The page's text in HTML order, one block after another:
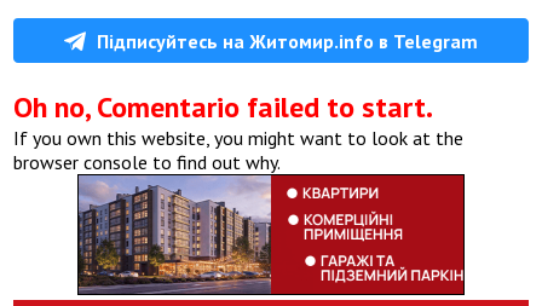
Підписуйтесь на Житомир.info в Telegram
Oh no, Comentario failed to start.
If you own this website, you might want to look at the
browser console to find out why.